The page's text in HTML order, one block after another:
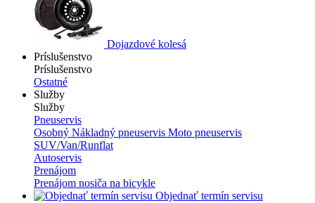
Dojazdové kolesá
Príslušenstvo
Príslušenstvo
Ostatné
Služby
Služby
Pneuservis
Osobný Nákladný pneuservis Moto pneuservis
SUV/Van/Runflat
Autoservis
Prenájom
Prenájom nosiča na bicykle
Objednať termín servisu